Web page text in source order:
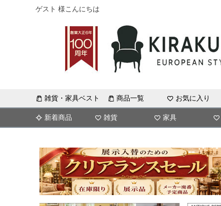
ゲスト 様こんにちは
雑貨・家具ベスト 商品一覧 お気に入り
新着商品 雑貨 家具